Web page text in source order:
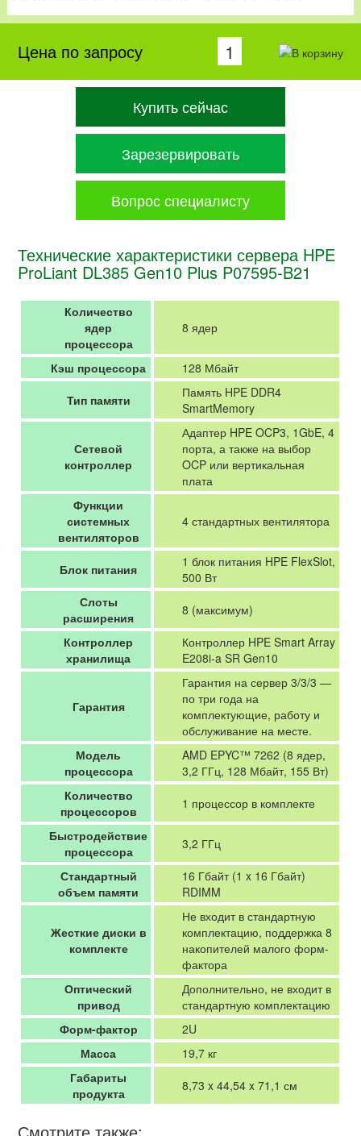
Цена по запросу
Купить сейчас
Зарезервировать
Вопрос специалисту
Технические характеристики сервера HPE
ProLiant DL385 Gen10 Plus P07595-B21
Количество
ядер
процессора
8 ядер
Кэш процессора
128 Мбайт
Тип памяти
Память HPE DDR4
SmartMemory
Сетевой
контроллер
Адаптер HPE OCP3, 1GbE, 4
порта, а также на выбор
OCP или вертикальная
плата
Функции
системных
вентиляторов
4 стандартных вентилятора
Блок питания
1 блок питания HPE FlexSlot,
500 Вт
Слоты
расширения
8 (максимум)
Контроллер
хранилища
Контроллер HPE Smart Array
E208i-a SR Gen10
Гарантия
Гарантия на сервер 3/3/3 —
по три года на
комплектующие, работу и
обслуживание на месте.
Модель
процессора
AMD EPYC™ 7262 (8 ядер,
3,2 ГГц, 128 Мбайт, 155 Вт)
Количество
процессоров
1 процессор в комплекте
Быстродействие
процессора
3,2 ГГц
Стандартный
объем памяти
16 Гбайт (1 x 16 Гбайт)
RDIMM
Жесткие диски в
комплекте
Не входит в стандартную
комплектацию, поддержка 8
накопителей малого форм-
фактора
Оптический
привод
Дополнительно, не входит в
стандартную комплектацию
Форм-фактор
2U
Масса
19,7 кг
Габариты
продукта
8,73 x 44,54 x 71,1 см